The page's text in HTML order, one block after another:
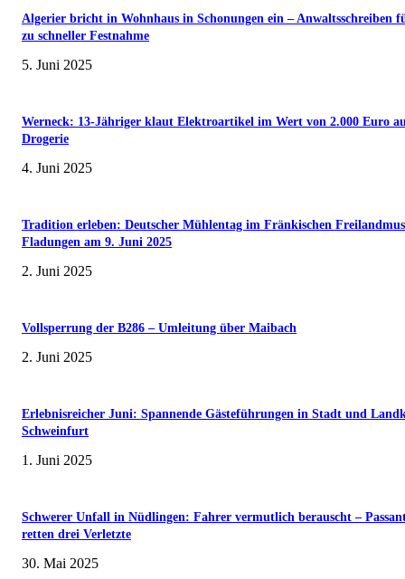
Algerier bricht in Wohnhaus in Schonungen ein – Anwaltsschreiben
zu schneller Festnahme
5. Juni 2025
Werneck: 13-Jähriger klaut Elektroartikel im Wert von 2.000 Euro
Drogerie
4. Juni 2025
Tradition erleben: Deutscher Mühlentag im Fränkischen
Fladungen am 9. Juni 2025
2. Juni 2025
Vollsperrung der B286 – Umleitung über Maibach
2. Juni 2025
Erlebnisreicher Juni: Spannende Gästeführungen in Stadt und
Schweinfurt
1. Juni 2025
Schwerer Unfall in Nüdlingen: Fahrer vermutlich berauscht –
retten drei Verletzte
30. Mai 2025